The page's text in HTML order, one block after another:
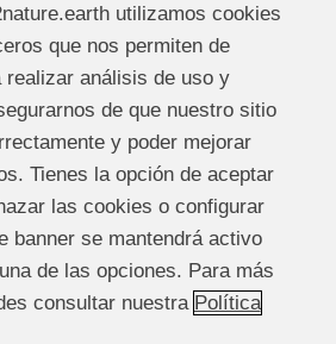
Información legal
Política de cookies
utilizamos cookies
que nos permiten de
realizar análisis de uso y
de que nuestro sitio
y poder mejorar
Tienes la opción de aceptar
las cookies o configurar
banner se mantendrá activo
de las opciones. Para más
consultar nuestra Política